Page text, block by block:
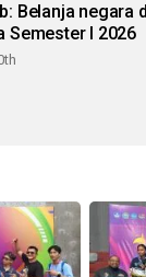
Belanja negara
Semester I 2026